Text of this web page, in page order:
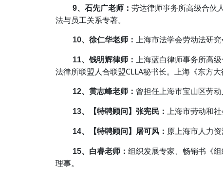
9、石先广老师：劳达律师事务所高级合伙
法与员工关系专著。
10、徐仁华老师： 上海市法学会劳动法研
11、钱明辉律师： 上海蓝白律师事务所高
法律所联盟人合联盟CLLA秘书长。上海《东方
12、黄志峰老师： 曾担任上海市宝山区劳
13、【特聘顾问】张宪民： 上海市劳动和社
14、【特聘顾问】屠可风： 原上海市人力
15、白睿老师：组织发展专家、畅销书《
理事。